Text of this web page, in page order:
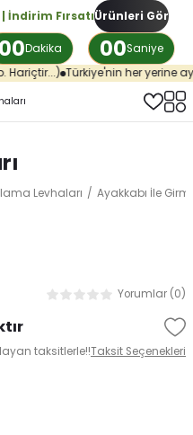
İndirim Fırsatı
00Dakika 00Saniye
Ürünleri Gör
Türkiye'nin her yerine
Levhaları Ayakkabı İle
Yorumlar (0)
taksitlerle!!Taksit Seçenekleri